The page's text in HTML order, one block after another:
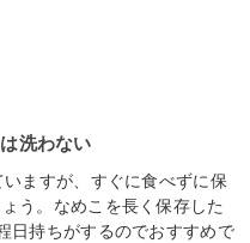
洗わない
ますが、すぐに食べずに保
う。なめこを長く保存した
日持ちがするのでおすすめで